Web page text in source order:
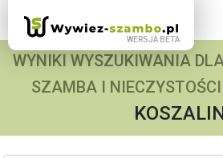
WYNIKI WYSZUKIWANIA
SZAMBA I
Wpisz miejscowość, aby wywieźć szambo